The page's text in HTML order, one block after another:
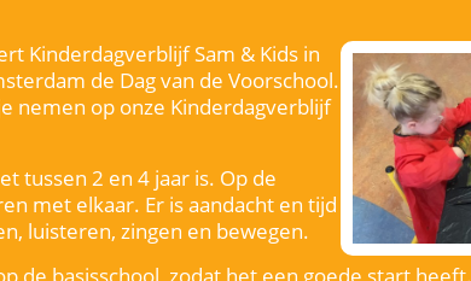
Kinderdagverblijf Sam & Kids in
de Dag van de Voorschool.
nemen op onze Kinderdagverblijf
tussen 2 en 4 jaar is. Op de
met elkaar. Er is aandacht en tijd
luisteren, zingen en bewegen.